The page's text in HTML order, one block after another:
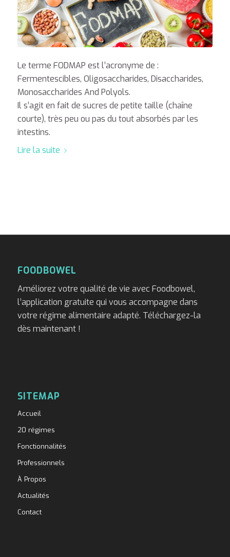
Le terme FODMAP est l’acronyme de :
Fermentescibles, Oligosaccharides, Disaccharides,
Monosaccharides And Polyols.
Il s’agit en fait de sucres de petite taille (chaîne
courte), très peu ou pas du tout absorbés par les
intestins.
Lire la suite
FOODBOWEL
Améliorez votre qualité de vie avec Foodbowel,
l’application gratuite qui vous accompagne dans
votre régime alimentaire adapté. Téléchargez-la
dès maintenant !
SITEMAP
Accueil
20 régimes
Fonctionnalités
Professionnels
À Propos
Actualités
Contact